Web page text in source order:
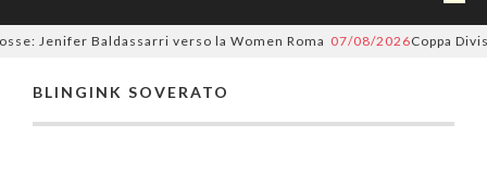
Jenifer Baldassarri verso la Women Roma 07/08/2026 Coppa
BLINGINK SOVERATO